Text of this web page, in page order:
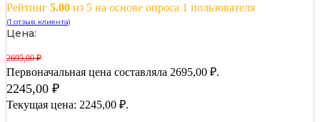
Рейтинг 5.00 из 5 на основе опроса 1 пользователя
(1 отзыв клиента)
Цена:
2695,00₽
Первоначальная цена составляла 2695,00 ₽.
2245,00 ₽
Текущая цена: 2245,00 ₽.